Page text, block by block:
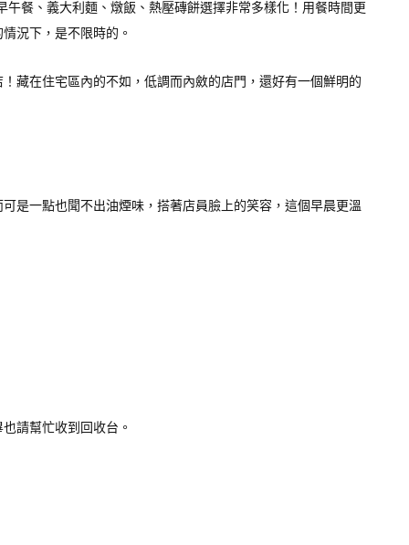
午餐、義大利麵、燉飯、熱壓磚餅選擇非常多樣化！用餐時間更
況下，是不限時的。
藏在住宅區內的不如，低調而內斂的店門，還好有一個鮮明的
是一點也聞不出油煙味，搭著店員臉上的笑容，這個早晨更溫
請幫忙收到回收台。